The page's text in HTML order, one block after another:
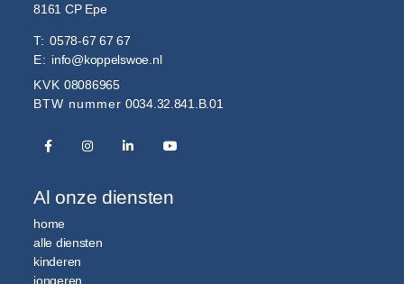
8161 CP Epe
T:0578-67 67 67
E: info@koppelswoe.nl
KVK 08086965
BTW nummer 0034.32.841.B.01
Al onze diensten
home
alle diensten
kinderen
jongeren